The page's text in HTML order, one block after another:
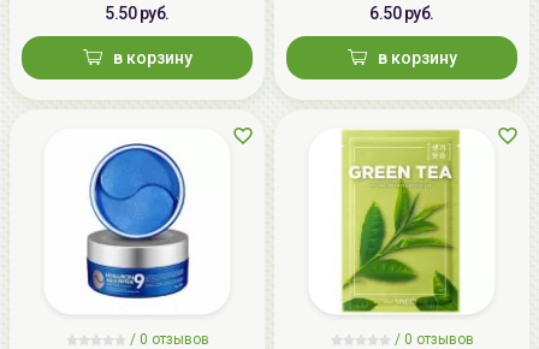
5.50 руб.
в корзину
6.50 руб.
в корзину
/ 0 отзывов
/ 0 отзывов